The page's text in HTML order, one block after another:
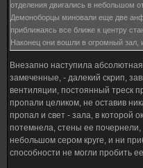
отделения двигались в небольшом
Демоноборцы миновали еще две
приближаясь все ближе к центру
Наконец они вошли в огромный зал,
поднял Секиру Немезиды и жестом
Внезапно наступила
замеченные, - далекий скрип,
вентиляции, постоянный треск
пропали целиком, не оставив
пропал и свет - зала, в которой
потемнела, стены ее почернели,
небольшом сером круге, и ни
способности не могли пробить